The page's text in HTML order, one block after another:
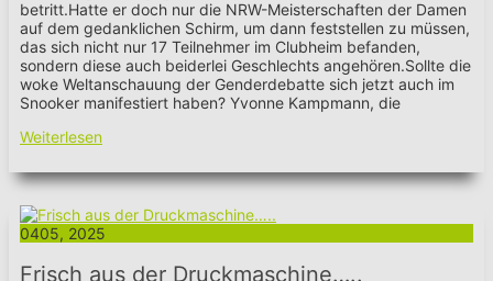
betritt.Hatte er doch nur die NRW-Meisterschaften der Damen
auf dem gedanklichen Schirm, um dann feststellen zu müssen,
das sich nicht nur 17 Teilnehmer im Clubheim befanden,
sondern diese auch beiderlei Geschlechts angehören.Sollte die
woke Weltanschauung der Genderdebatte sich jetzt auch im
Snooker manifestiert haben? Yvonne Kampmann, die
Weiterlesen
0405, 2025
Frisch aus der Druckmaschine…..